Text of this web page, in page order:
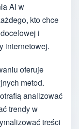
AI w
kto chce
i
internetowej.
oferuje
metod.
analizować
trendy w
treści